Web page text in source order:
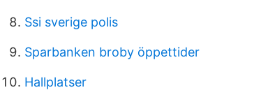
Ssi sverige polis
Sparbanken broby öppettider
Hallplatser